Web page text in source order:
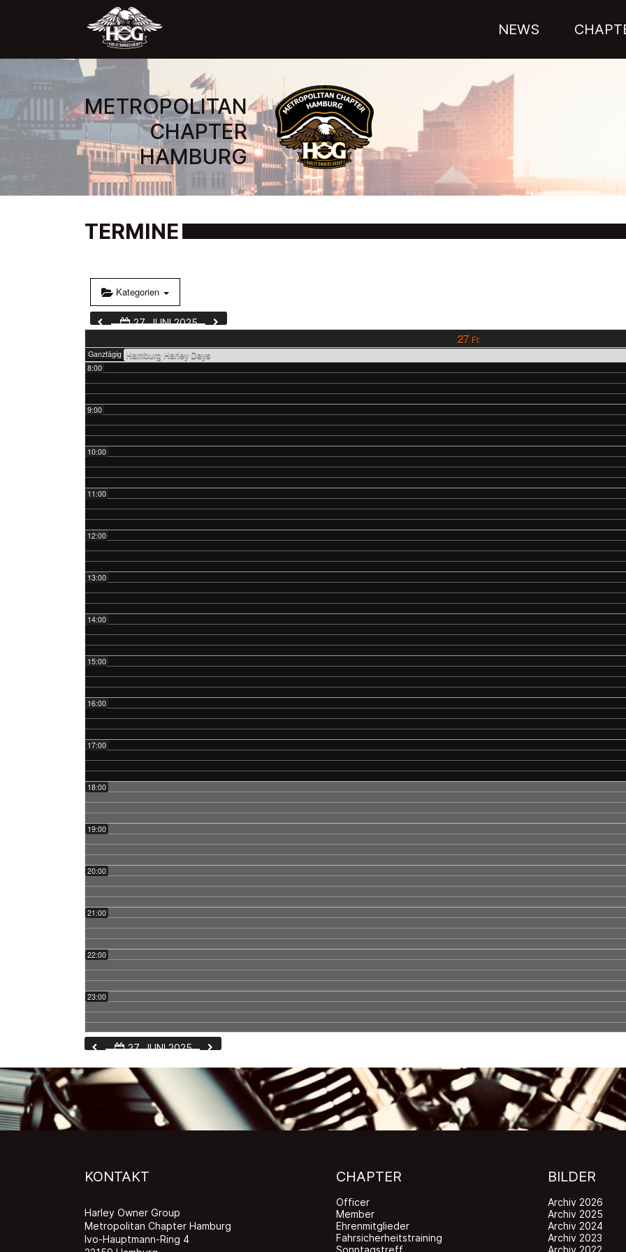
NEWS
METROPOLITAN
CHAPTER
HAMBURG
TERMINE
Kategorien
27. JUNI 2025
27 Fr.
Ganztägig Hamburg Harley Days
0:00
1:00
2:00
3:00
5:00
7:00
8:00
9:00
10:00
11:00
12:00
13:00
14:00
15:00
16:00
17:00
18:00
19:00
20:00
21:00
22:00
23:00
27. JUNI 2025
KONTAKT
Harley Owner Group
Metropolitan Chapter Hamburg
Ivo-Hauptmann-Ring 4
CHAPTER
Officer
Member
Ehrenmitglieder
Fahrsicherheitstraining
Sonntagstreff
BILDER
Archiv 2026
Archiv 2025
Archiv 2024
Archiv 2023
Archiv 2022